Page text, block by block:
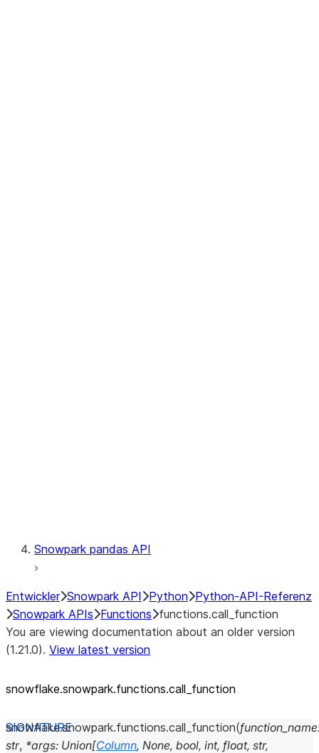
Snowpark pandas API
Entwickler Snowpark API Python Python-API-Referenz
Snowpark APIs Functions functions.call_function
You are viewing documentation about an older version
(1.21.0). View latest version
snowflake.snowpark.functions.call_ function
snowflake.snowpark.functions.call_function(function_name
str, *args: Union[Column, None, bool, int, float, str,